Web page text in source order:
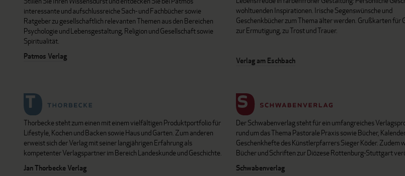
interessante und aufschlussreiche Sach- und Fachbücher sowie
Ratgeber zu gesellschaftlich relevanten Themen aus den Bereichen
Psychologie und Lebensgestaltung, Religion und Gesellschaft sowie
Spiritualität.
Patmos Verlag
wohltuenden Inspirationen. Irische Segenswünsche und
Geschenkbücher zum Thema älter werden. Grußkarten für
zur Ermutigung, zu Trost und Trauer.
Verlag am Eschbach
Thorbecke steht zum einen mit einem vielfältigen Produktportfolio für
Lifestyle, Kochen und Backen sowie Haus und Garten. Zum anderen
erweist sich der Verlag mit seiner langjährigen Erfahrung als
kompetenter Verlagspartner im Bereich Landeskunde und Geschichte.
Jan Thorbecke Verlag
Der Schwabenverlag steht für ein umfangreiches
rund um das Thema Pastorale Praxis sowie Bücher,
Geschenkhefte des Künstlerpfarrers Sieger Köder. Zudem
Bücher und Schriften zur Diözese Rottenburg-Stuttgart
Schwabenverlag